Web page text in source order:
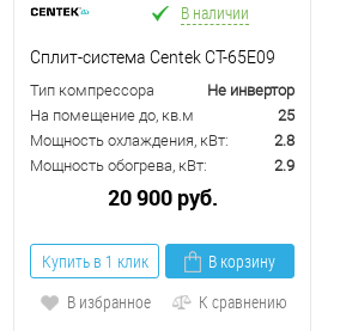
В наличии
Сплит-система Centek CT-65E09
Тип компрессора
Не инвертор
На помещение до, кв.м
25
Мощность охлаждения, кВт:
2.8
Мощность обогрева, кВт:
2.9
20 900 руб.
Купить в 1 клик
В корзину
В избранное
К сравнению